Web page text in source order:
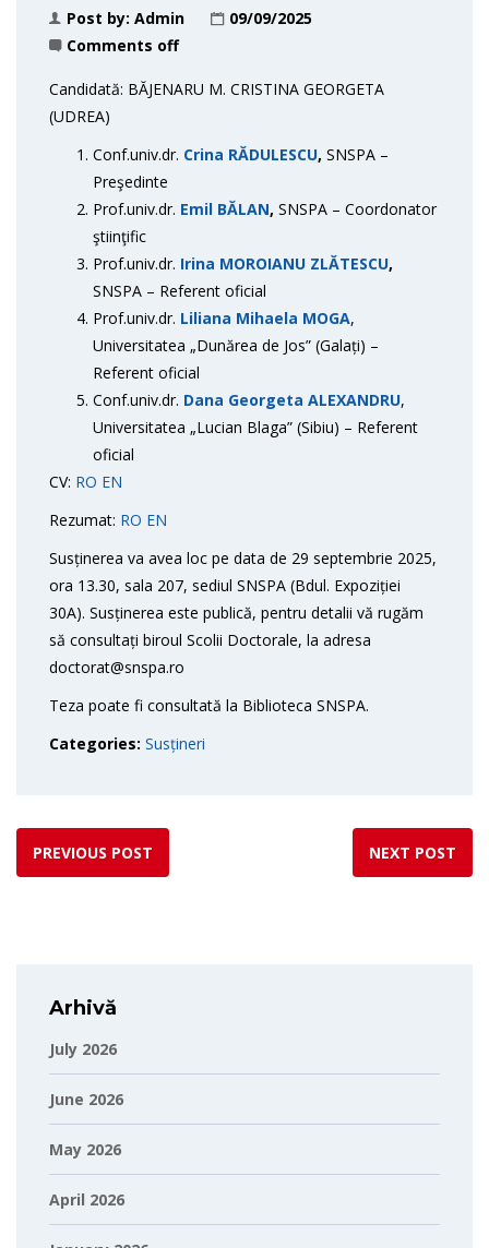
Post by: Admin
09/09/2025
Comments off
Candidată: BĂJENARU M. CRISTINA GEORGETA
(UDREA)
Conf.univ.dr. Crina RĂDULESCU, SNSPA –
Preşedinte
Prof.univ.dr. Emil BĂLAN, SNSPA – Coordonator
ştiinţific
Prof.univ.dr. Irina MOROIANU ZLĂTESCU,
SNSPA – Referent oficial
Prof.univ.dr. Liliana Mihaela MOGA,
Universitatea „Dunărea de Jos” (Galați) –
Referent oficial
Conf.univ.dr. Dana Georgeta ALEXANDRU,
Universitatea „Lucian Blaga” (Sibiu) – Referent
oficial
CV: RO EN
Rezumat: RO EN
Susținerea va avea loc pe data de 29 septembrie 2025,
ora 13.30, sala 207, sediul SNSPA (Bdul. Expoziției
30A). Susținerea este publică, pentru detalii vă rugăm
să consultați biroul Scolii Doctorale, la adresa
doctorat@snspa.ro
Teza poate fi consultată la Biblioteca SNSPA.
Categories: Susțineri
PREVIOUS POST NEXT POST
Arhivă
July 2026
June 2026
May 2026
April 2026